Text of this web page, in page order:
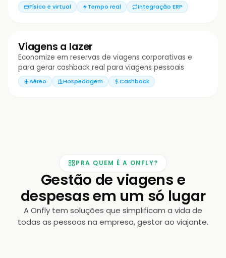
Físico e virtual Tempo real Integração ERP
Viagens a lazer
Economize em reservas de viagens corporativas e
para gerar cashback real para viagens pessoais
Aéreo Hospedagem Cashback
PRA QUEM É A ONFLY?
Gestão de viagens e
despesas em um só lugar
A Onfly tem soluções que simplificam a vida de
todas as pessoas na empresa, gestor ao viajante.